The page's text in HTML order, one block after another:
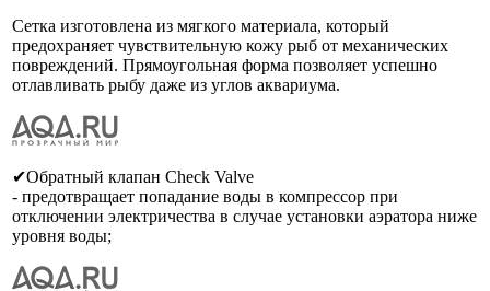
Сетка изготовлена из мягкого материала, который
предохраняет чувствительную кожу рыб от механических
повреждений. Прямоугольная форма позволяет успешно
отлавливать рыбу даже из углов аквариума.
✔Обратный клапан Check Valve
- предотвращает попадание воды в компрессор при
отключении электричества в случае установки аэратора ниже
уровня воды;